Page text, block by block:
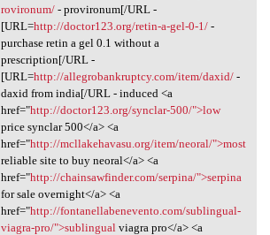
rovironum/- provironum[/URL -
[URL=http://doctor123.org/retin-a-gel-0-1/-
purchase retin a gel 0.1 without a
prescription[/URL -
[URL=http://allegrobankruptcy.com/item/daxid/-
daxid from india[/URL - induced <a
href="http://doctor123.org/synclar-500/">low
price synclar 500</a> <a
href="http://mcllakehavasu.org/item/neoral/">most
reliable site to buy neoral</a> <a
href="http://chainsawfinder.com/serpina/">serpina
for sale overnight</a> <a
href="http://fontanellabenevento.com/sublingual-
viagra-pro/">sublingual viagra pro</a> <a